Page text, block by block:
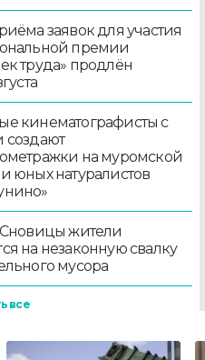
заявок для участия
премии
труда» продлён
кинематографисты с
создают
на муромской
юных натуралистов
жители
на незаконную свалку
мусора
все